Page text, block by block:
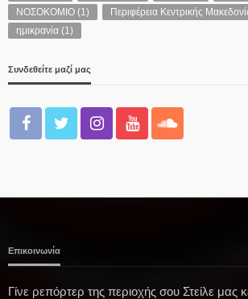
ΝΟΣΟΚΟΜΙΟ (1) Περιφέρεια Κεντρικής
ημικρανία (1)
Συνδεθείτε μαζί μας
Επικοινωνία
Γίνε ρεπόρτερ της περιοχής σου Στείλε μας